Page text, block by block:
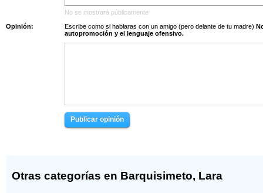
No se mostrará públicamente
Opinión:
Escribe como si hablaras con un amigo (pero delante de tu madre) No
autopromoción y el lenguaje ofensivo.
Publicar opinión
Otras categorías en Barquisimeto, Lara